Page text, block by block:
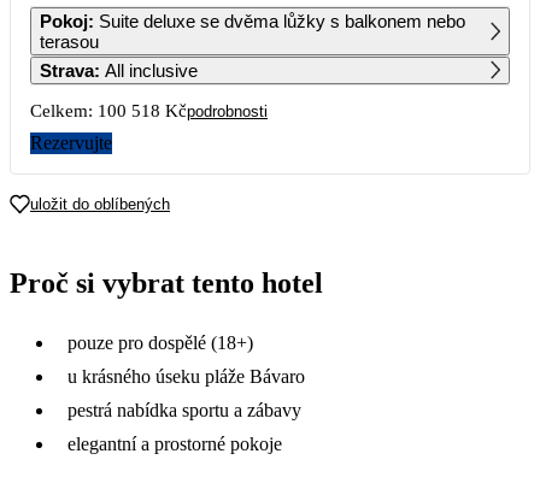
5 6
51 849
7 8 9 10 11
12 13 14
19 20 21 22 23 24 25
Pokoj: Suite deluxe se dvěma lůžky s balkonem nebo
terasou
Strava: All inclusive
Celkem: 100 518 Kčpodrobnosti
Rezervujte
uložit do oblíbených
Proč si vybrat tento hotel
pouze pro dospělé (18+)
u krásného úseku pláže Bávaro
pestrá nabídka sportu a zábavy
elegantní a prostorné pokoje